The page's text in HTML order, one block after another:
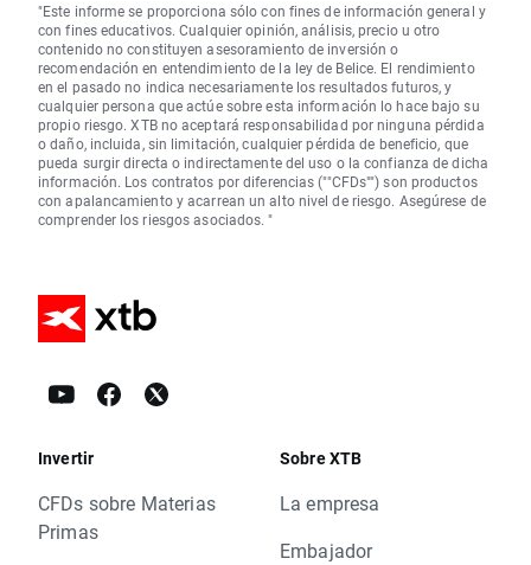
"Este informe se proporciona sólo con fines de información general y
con fines educativos. Cualquier opinión, análisis, precio u otro
contenido no constituyen asesoramiento de inversión o
recomendación en entendimiento de la ley de Belice. El rendimiento
en el pasado no indica necesariamente los resultados futuros, y
cualquier persona que actúe sobre esta información lo hace bajo su
propio riesgo. XTB no aceptará responsabilidad por ninguna pérdida
o daño, incluida, sin limitación, cualquier pérdida de beneficio, que
pueda surgir directa o indirectamente del uso o la confianza de dicha
información. Los contratos por diferencias (""CFDs"") son productos
con apalancamiento y acarrean un alto nivel de riesgo. Asegúrese de
comprender los riesgos asociados. "
Invertir
CFDs sobre Materias
Primas
Sobre XTB
La empresa
Embajador